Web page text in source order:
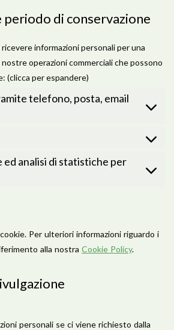
periodo di conservazione
informazioni personali per una
operazioni commerciali che possono
(clicca per espandere)
telefono, posta, email
ed analisi di statistiche per
Per ulteriori informazioni riguardo i
alla nostra Cookie Policy.
personali se ci viene richiesto dalla